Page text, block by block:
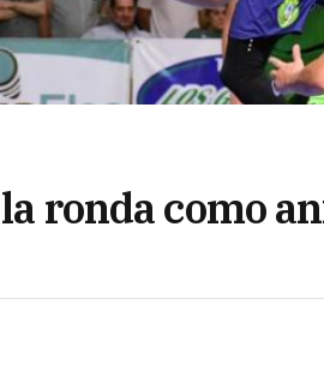
ronda como